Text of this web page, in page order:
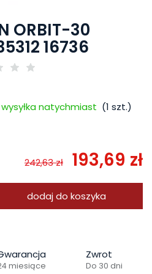
ORBIT-30
16736
natychmiast (1 szt.)
242,63 zł 193,69 zł
dodaj do koszyka
miesiące
Zwrot
Do 30 dni